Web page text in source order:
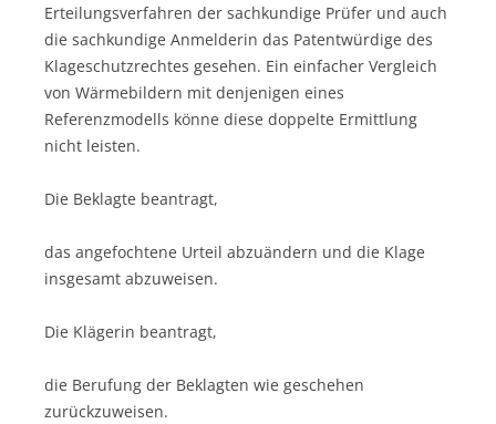
Erteilungsverfahren der sachkundige Prüfer und auch
die sachkundige Anmelderin das Patentwürdige des
Klageschutzrechtes gesehen. Ein einfacher Vergleich
von Wärmebildern mit denjenigen eines
Referenzmodells könne diese doppelte Ermittlung
nicht leisten.
Die Beklagte beantragt,
das angefochtene Urteil abzuändern und die Klage
insgesamt abzuweisen.
Die Klägerin beantragt,
die Berufung der Beklagten wie geschehen
zurückzuweisen.